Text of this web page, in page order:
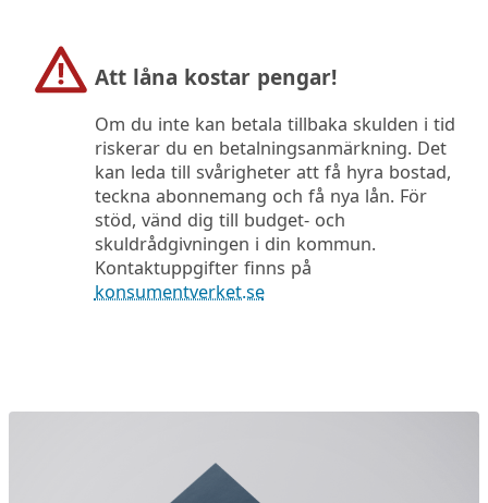
Att låna kostar pengar!
Om du inte kan betala tillbaka skulden i tid
riskerar du en betalningsanmärkning. Det
kan leda till svårigheter att få hyra bostad,
teckna abonnemang och få nya lån. För
stöd, vänd dig till budget- och
skuldrådgivningen i din kommun.
Kontaktuppgifter finns på
konsumentverket.se